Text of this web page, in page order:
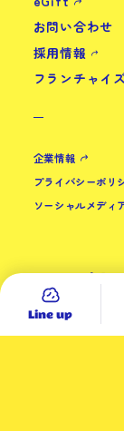
Line up
お問い合わせ
採用情報
フランチャイ
企業情報
プライバシーポリ
ソーシャルメディ
Copyright